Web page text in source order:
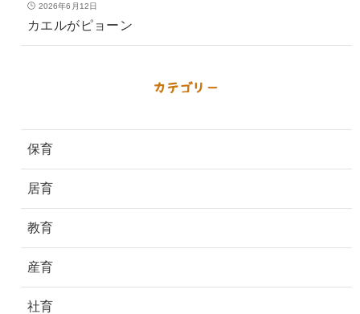
2026年6月12日
カエルがピョーン
カテゴリー
保育
居育
教育
産育
社育